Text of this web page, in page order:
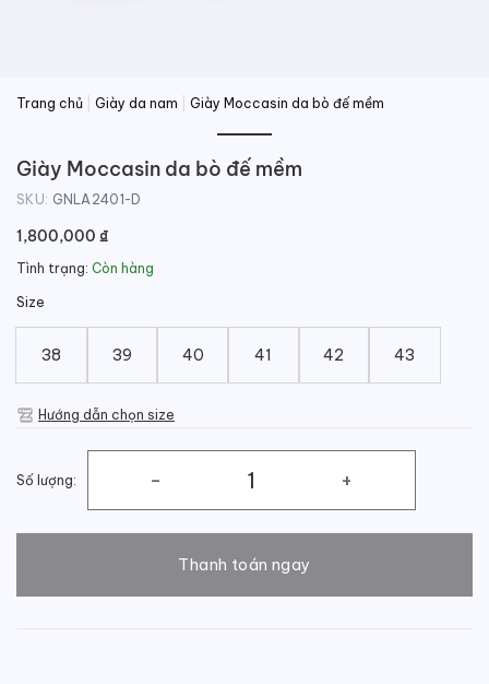
Trang chủ Giày da nam Giày Moccasin da bò đế mềm
Giày Moccasin da bò đế mềm
SKU: GNLA2401-D
1,800,000 ₫
Tình trạng: Còn hàng
Size
38 39 40 41 42 43
Hướng dẫn chọn size
Số lượng:
Giày Moccasin da bò đế mềm số lượng
Thanh toán ngay